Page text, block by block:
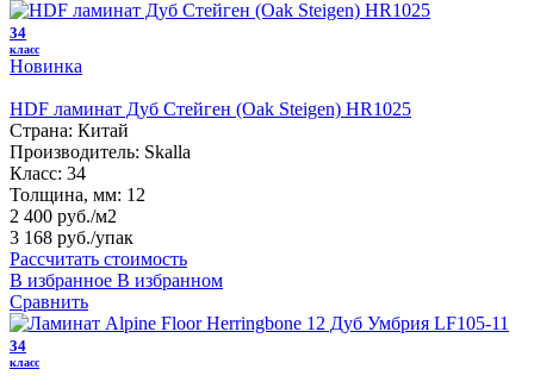
34
класс
Новинка
HDF ламинат Дуб Стейген (Oak Steigen) HR1025
Страна: Китай
Производитель: Skalla
Класс: 34
Толщина, мм: 12
2 400 руб./м2
3 168 руб./упак
Рассчитать стоимость
В избранное В избранном
Сравнить
34
класс